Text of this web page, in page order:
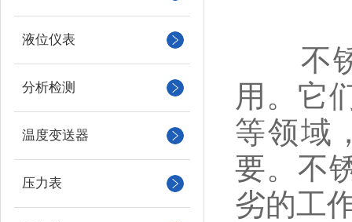
液位仪表
分析检测
温度变送器
压力表
不锈
用。它
等领域
要。不
劣的工